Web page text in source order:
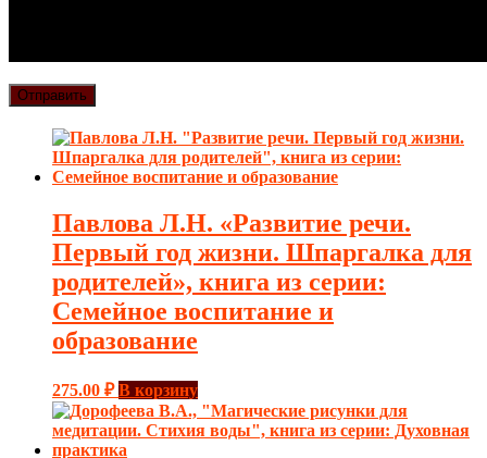
Павлова Л.Н. «Развитие речи.
Первый год жизни. Шпаргалка для
родителей», книга из серии:
Семейное воспитание и
образование
275.00 ₽ В корзину